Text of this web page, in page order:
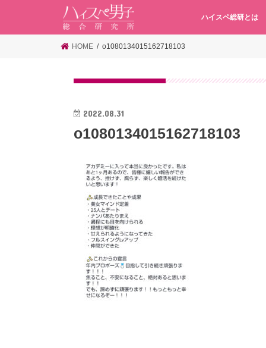
ハイスペ総研とは
HOME o1080134015162718103
2022.08.31
o1080134015162718103